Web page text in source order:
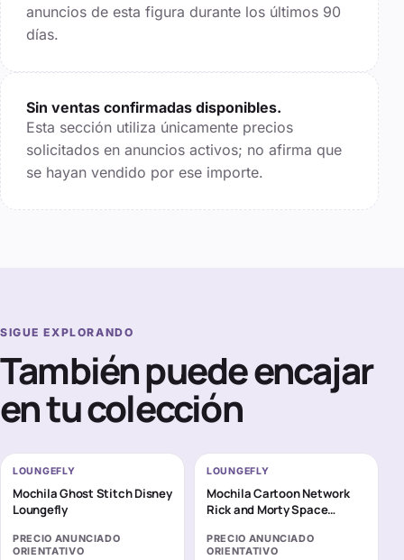
anuncios de esta figura durante los últimos 90
días.
Sin ventas confirmadas disponibles.
Esta sección utiliza únicamente precios
solicitados en anuncios activos; no afirma que
se hayan vendido por ese importe.
SIGUE EXPLORANDO
También puede encajar
en tu colección
LOUNGEFLY
Mochila Ghost Stitch Disney
Loungefly
PRECIO ANUNCIADO
ORIENTATIVO
LOUNGEFLY
Mochila Cartoon Network
Rick and Morty Space
PRECIO ANUNCIADO
ORIENTATIVO